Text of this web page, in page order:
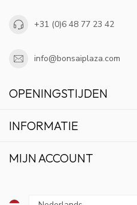
+31 (0)6 48 77 23 42
info@bonsaiplaza.com
OPENINGSTIJDEN
INFORMATIE
MIJN ACCOUNT